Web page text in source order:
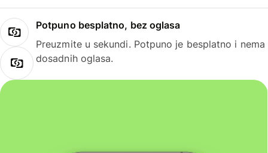
Potpuno besplatno, bez oglasa
Preuzmite u sekundi. Potpuno je besplatno i nema
dosadnih oglasa.